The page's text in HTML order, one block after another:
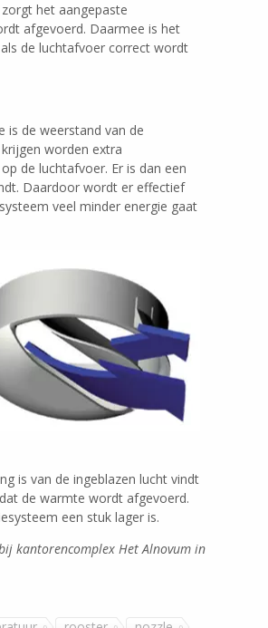
het aangepaste
afgevoerd. Daarmee is het
de luchtafvoer correct wordt
is de weerstand van de
worden extra
de luchtafvoer. Er is dan een
Daardoor wordt er effectief
veel minder energie gaat
is van de ingeblazen lucht vindt
de warmte wordt afgevoerd.
een stuk lager is.
kantorencomplex Het Alnovum in